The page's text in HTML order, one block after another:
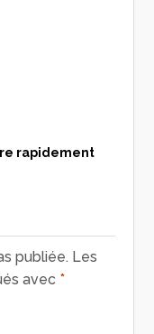
rapidement
publiée. Les
avec *